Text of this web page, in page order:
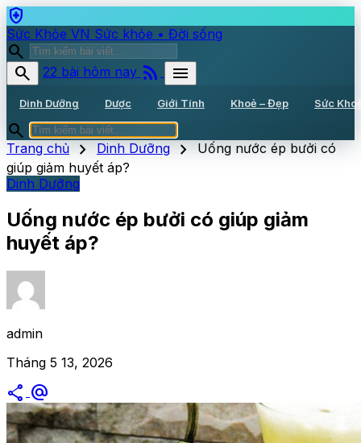
health_and_safety
Sức Khỏe VN Sức khỏe • Đời sống
search
search
22 bài hôm nay rss_feed menu
Dinh Dưỡng Dược Giới Tính Khoẻ – Đẹp Sức
search
Trang chủ chevron_right Dinh Dưỡng chevron_right Uống nước ép bưởi có
giúp giảm huyết áp?
Dinh Dưỡng
Uống nước ép bưởi có giúp giảm
huyết áp?
admin
Tháng 5 13, 2026
share alternate_email